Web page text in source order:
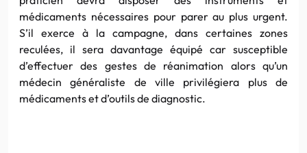
médicaments nécessaires pour parer au plus urgent.
S’il exerce à la campagne, dans certaines zones
reculées, il sera davantage équipé car susceptible
d’effectuer des gestes de réanimation alors qu’un
médecin généraliste de ville privilégiera plus de
médicaments et d’outils de diagnostic.